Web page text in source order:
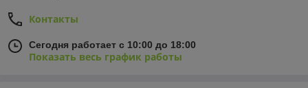
Контакты
Сегодня работает с 10:00 до 18:00
Показать весь график работы